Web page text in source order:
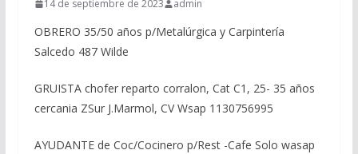
14 de septiembre de 2023 admin
OBRERO 35/50 años p/Metalúrgica y Carpintería
Salcedo 487 Wilde
GRUISTA chofer reparto corralon, Cat C1, 25- 35 años
cercania ZSur J.Marmol, CV Wsap 1130756995
AYUDANTE de Coc/Cocinero p/Rest -Cafe Solo wasap